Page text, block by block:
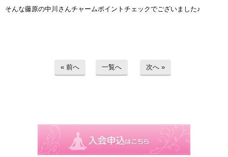
そんな藤原の中川さんチャームポイントチェックでございました♪
« 前へ 一覧へ 次へ »